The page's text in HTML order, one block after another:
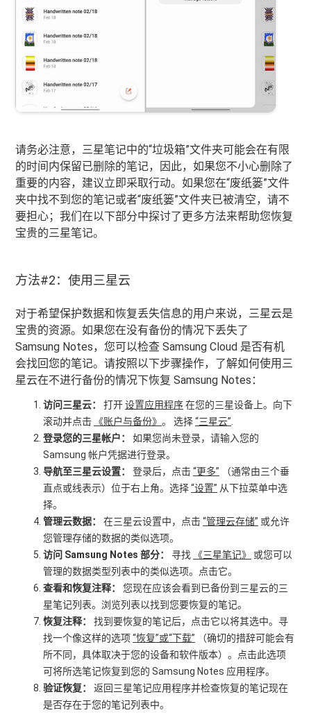
请务必注意，三星笔记中的“垃圾箱”文件夹可能会在有限
的时间内保留已删除的笔记，因此，如果您不小心删除了
重要的内容，建议立即采取行动。如果您在“废纸篓”文件
夹中找不到您的笔记或者“废纸篓”文件夹已被清空，请不
要担心；我们在以下部分中探讨了更多方法来帮助您恢复
宝贵的三星笔记。
方法#2：使用三星云
对于希望保护数据和恢复丢失信息的用户来说，三星云是
宝贵的资源。如果您在没有备份的情况下丢失了
Samsung Notes，您可以检查 Samsung Cloud 是否有机
会找回您的笔记。请按照以下步骤操作，了解如何使用三
星云在不进行备份的情况下恢复 Samsung Notes：
访问三星云：打开设置应用程序在您的三星设备上。向下
滚动并点击
《账户与备份》。 选择“三星云”
登录您的三星帐户：
如果您尚未登录，请输入您的
Samsung 帐户凭据进行登录。
导航至三星云设置：
登录后，点击“更多” （通常由三个垂
直点或线表示）位于右上角。选择“设置” 从下拉菜单中选
择。
管理云数据：在三星云设置中，点击“管理云存储” 或允许
您管理存储的数据的类似选项。
访问 Samsung Notes 部分： 寻找 《三星笔记》
或您可以
管理的数据类型列表中的类似选项。点击它。
查看和恢复注释：您现在应该会看到已备份到三星云的三
星笔记列表。浏览列表以找到您要恢复的笔记。
恢复注释：
找到要恢复的笔记后，点击它以将其选中。寻
找一个像这样的选项“恢复”或“下载” （确切的措辞可能会有
所不同，具体取决于您的设备和软件版本）。点击此选项
可将所选笔记恢复到您的 Samsung Notes 应用程序。
验证恢复：
返回三星笔记应用程序并检查恢复的笔记现在
是否存在于您的笔记列表中。